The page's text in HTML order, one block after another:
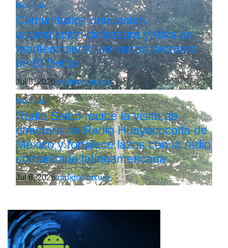
Noticias
Comunitarios denuncian
acumulación de basura y falta de
mantenimiento en varios sectores
de El Seibo
Jul 8, 2026radioseibo.org
Noticias
Radio Seibo recibe la visita de
directora de Radio Huayacocotla de
México y fortalece lazos con la radio
comunitaria latinoamericana
Jul 6, 2026radioseibo.org